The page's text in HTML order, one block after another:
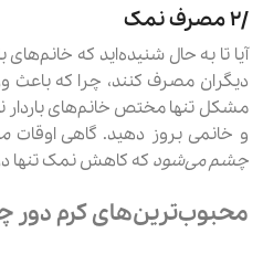
۲٫ مصرف نمک
آیا تا به حال شنیده‌اید که
دیگران مصرف کنند، چرا که
مشکل تنها مختص خانم‌های
و خانمی بروز دهید. گاهی اوقات
چشم می‌شود که کاهش نمک تنها
محبوب‌ترین‌های کرم